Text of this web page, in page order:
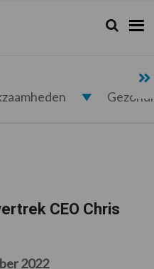
Zoeken...
Zoek
CEO Chris
2022